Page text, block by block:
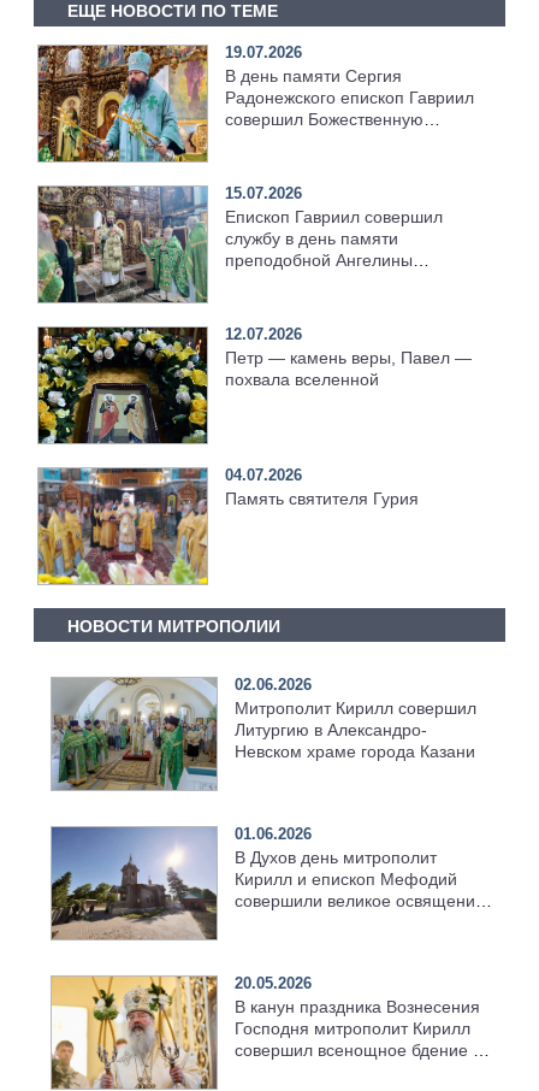
ЕЩЕ НОВОСТИ ПО ТЕМЕ
19.07.2026
В день памяти Сергия
Радонежского епископ Гавриил
совершил Божественную
15.07.2026
Епископ Гавриил совершил
службу в день памяти
преподобной Ангелины
12.07.2026
Петр — камень веры, Павел —
похвала вселенной
04.07.2026
Память святителя Гурия
НОВОСТИ МИТРОПОЛИИ
02.06.2026
Митрополит Кирилл совершил
Литургию в Александро-
Невском храме города Казани
01.06.2026
В Духов день митрополит
Кирилл и епископ Мефодий
совершили великое освящение
20.05.2026
В канун праздника Вознесения
Господня митрополит Кирилл
совершил всенощное бдение в